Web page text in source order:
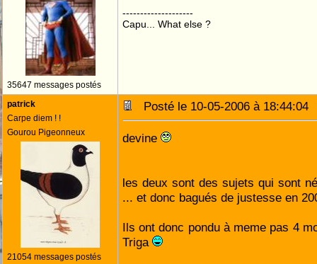
35647 messages postés
--------------------
Capu... What else ?
patrick
Carpe diem ! !
Gourou Pigeonneux
21054 messages postés
Posté le 10-05-2006 à
devine
les deux sont des sujets qui sont
... et donc bagués de justesse en
Ils ont donc pondu à meme pas 4
Triga